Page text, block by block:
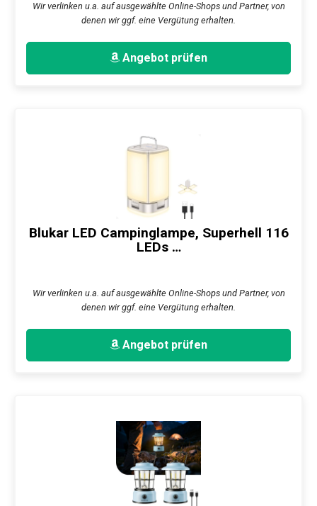
Wir verlinken u.a. auf ausgewählte Online-Shops und Partner, von
denen wir ggf. eine Vergütung erhalten.
Angebot prüfen
Blukar LED Campinglampe, Superhell 116
LEDs …
Wir verlinken u.a. auf ausgewählte Online-Shops und Partner, von
denen wir ggf. eine Vergütung erhalten.
Angebot prüfen